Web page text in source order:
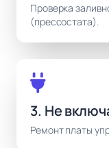
Проверка
(прессостата).
3. Не
Ремонт платы